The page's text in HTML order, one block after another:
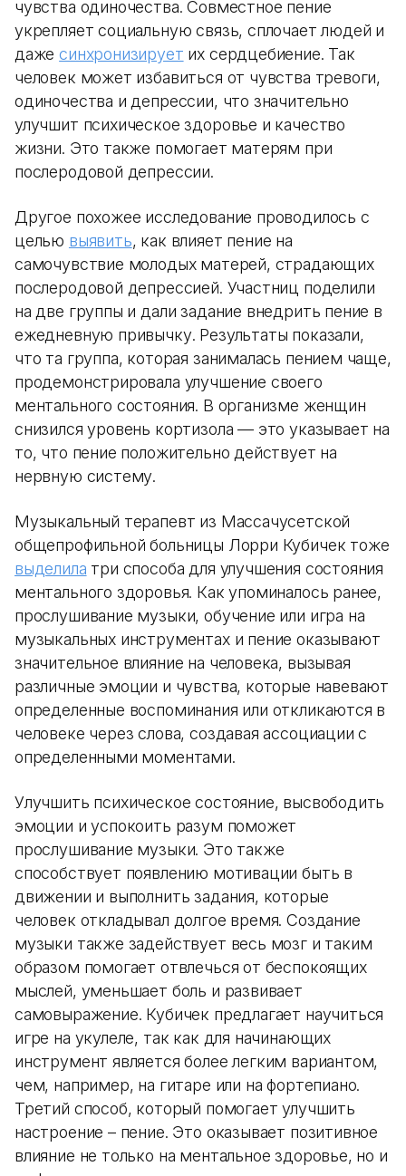
чувства одиночества. Совместное пение
укрепляет социальную связь, сплочает людей и
дажесинхронизирует их сердцебиение. Так
человек может избавиться от чувства тревоги,
одиночества и депрессии, что значительно
улучшит психическое здоровье и качество
жизни. Это также помогает матерям при
послеродовой депрессии.
Другое похожее исследование проводилось с
целью выявить, как влияет пение на
самочувствие молодых матерей, страдающих
послеродовой депрессией. Участниц поделили
на две группы и дали задание внедрить пение в
ежедневную привычку. Результаты показали,
что та группа, которая занималась пением чаще,
продемонстрировала улучшение своего
ментального состояния. В организме женщин
снизился уровень кортизола — это указывает на
то, что пение положительно действует на
нервную систему.
Музыкальный терапевт из Массачусетской
общепрофильной больницы Лорри Кубичек тоже
выделила три способа для улучшения состояния
ментального здоровья. Как упоминалось ранее,
прослушивание музыки, обучение или игра на
музыкальных инструментах и пение оказывают
значительное влияние на человека, вызывая
различные эмоции и чувства, которые навевают
определенные воспоминания или откликаются в
человеке через слова, создавая ассоциации с
определенными моментами.
Улучшить психическое состояние, высвободить
эмоции и успокоить разум поможет
прослушивание музыки. Это также
способствует появлению мотивации быть в
движении и выполнить задания, которые
человек откладывал долгое время. Создание
музыки также задействует весь мозг и таким
образом помогает отвлечься от беспокоящих
мыслей, уменьшает боль и развивает
самовыражение. Кубичек предлагает научиться
игре на укулеле, так как для начинающих
инструмент является более легким вариантом,
чем, например, на гитаре или на фортепиано.
Третий способ, который помогает улучшить
настроение – пение. Это оказывает позитивное
влияние не только на ментальное здоровье, но и